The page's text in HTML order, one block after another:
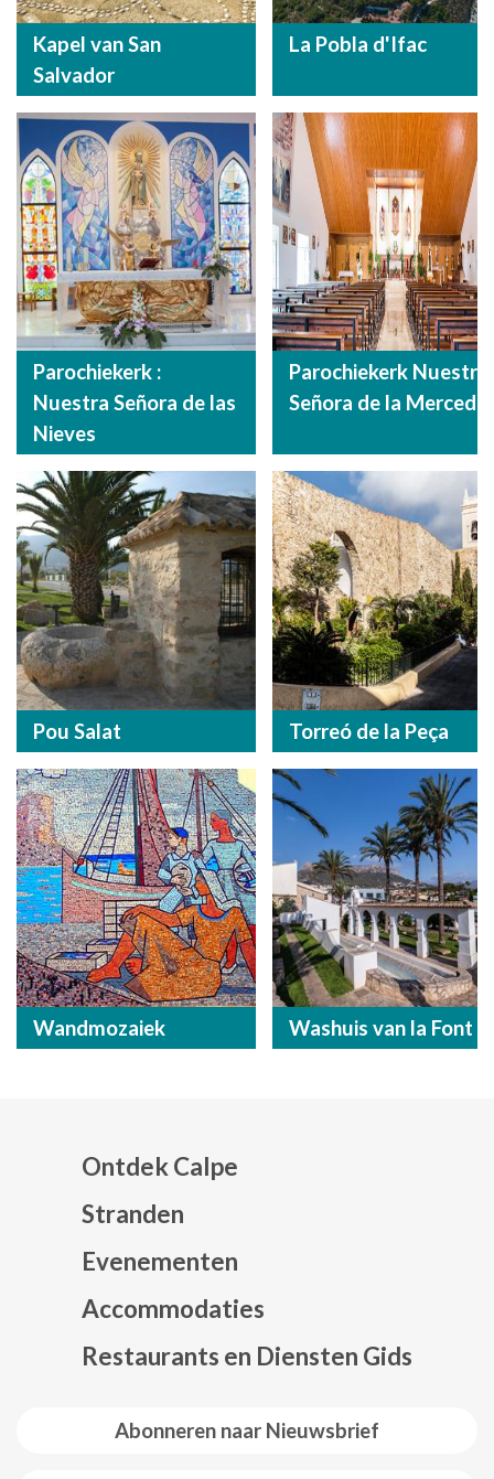
Kapel van San
Salvador
La Pobla d'Ifac
Parochiekerk :
Nuestra Señora de las
Nieves
Parochiekerk Nuestra
Señora de la Merced
Pou Salat Torreó de la Peça
Wandmozaiek Washuis van la Font
Abonneren naar Nieuwsbrief
Ontdek Calpe
Stranden
Evenementen
Accommodaties
Restaurants en Diensten Gids